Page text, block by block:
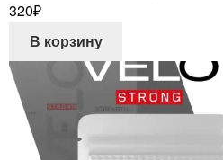
320₽
В корзину